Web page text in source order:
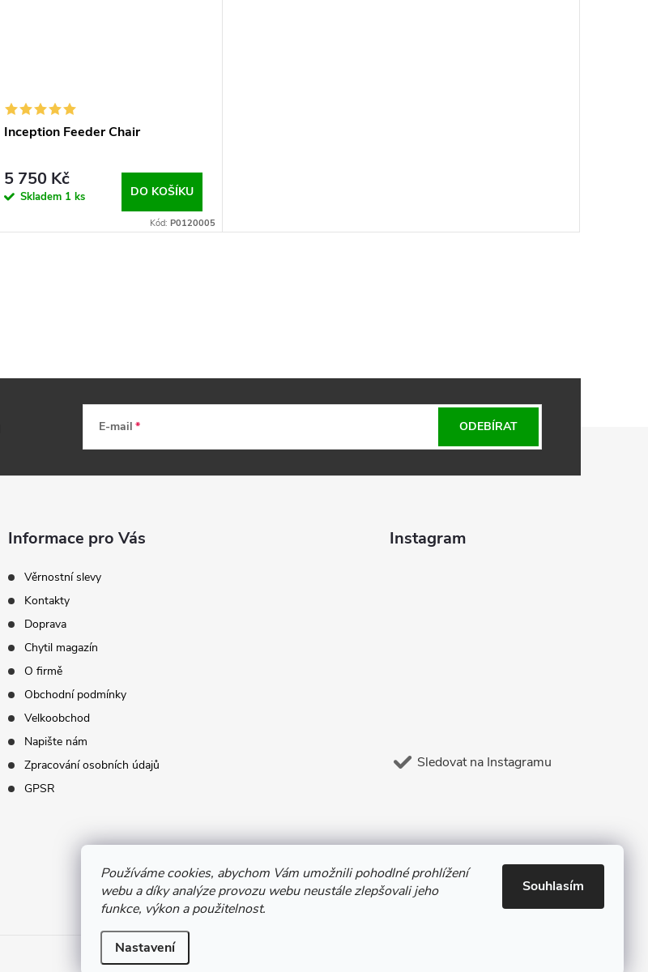
Používáme cookies, abychom Vám umožnili pohodlné prohlížení
webu a díky analýze provozu webu neustále zlepšovali jeho
funkce, výkon a použitelnost.
Nastavení
Souhlasím
Inception Feeder Chair
5 750 Kč
Skladem 1 ks DO KOŠÍKU
Kód: P0120005
E-mail ODEBÍRAT
Informace pro Vás
Věrnostní slevy
Kontakty
Doprava
Chytil magazín
O firmě
Obchodní podmínky
Velkoobchod
Napište nám
Zpracování osobních údajů
GPSR
Instagram
Sledovat na Instagramu